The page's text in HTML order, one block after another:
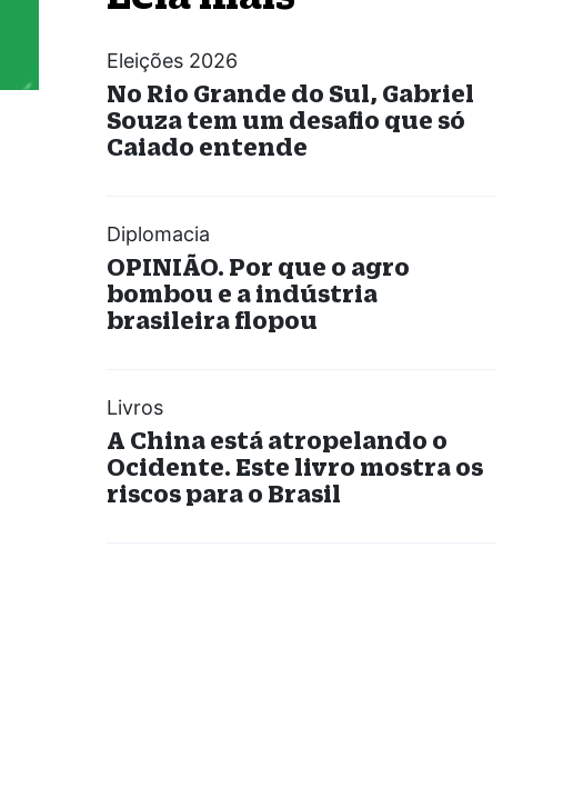
Eleições 2026
No Rio Grande do Sul, Gabriel
Souza tem um desafio que só
Caiado entende
Diplomacia
OPINIÃO. Por que o agro
bombou e a indústria
brasileira flopou
Livros
A China está atropelando o
Ocidente. Este livro mostra os
riscos para o Brasil